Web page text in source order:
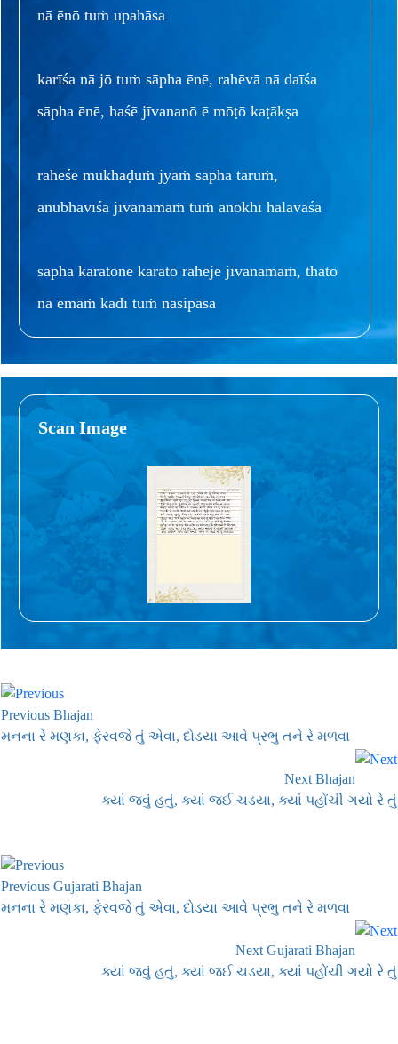
nā ēnō tuṁ upahāsa
karīśa nā jō tuṁ sāpha ēnē, rahēvā nā daīśa
sāpha ēnē, haśē jīvananō ē mōṭō kaṭākṣa
rahēśē mukhaḍuṁ jyāṁ sāpha tāruṁ,
anubhavīśa jīvanamāṁ tuṁ anōkhī halavāśa
sāpha karatōnē karatō rahējē jīvanamāṁ, thātō
nā ēmāṁ kadī tuṁ nāsipāsa
Scan Image
Previous Bhajan
મનના રે મણકા, ફેરવજે તું એવા, દોડયા આવે પ્રભુ તને રે મળવા
Next Bhajan
ક્યાં જવું હતું, ક્યાં જઈ ચડયા, ક્યાં પહોંચી ગયો રે તું
Previous Gujarati Bhajan
મનના રે મણકા, ફેરવજે તું એવા, દોડયા આવે પ્રભુ તને રે મળવા
Next Gujarati Bhajan
ક્યાં જવું હતું, ક્યાં જઈ ચડયા, ક્યાં પહોંચી ગયો રે તું